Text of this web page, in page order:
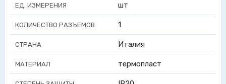
ЕД. ИЗМЕРЕНИЯ шт
КОЛИЧЕСТВО РАЗЪЕМОВ 1
СТРАНА Италия
МАТЕРИАЛ термопласт